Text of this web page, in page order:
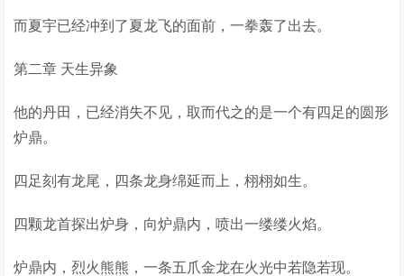
而夏宇已经冲到了夏龙飞的面前，一拳轰了出去。
第二章 天生异象
他的丹田，已经消失不见，取而代之的是一个有四足的圆形
炉鼎。
四足刻有龙尾，四条龙身绵延而上，栩栩如生。
四颗龙首探出炉身，向炉鼎内，喷出一缕缕火焰。
炉鼎内，烈火熊熊，一条五爪金龙在火光中若隐若现。